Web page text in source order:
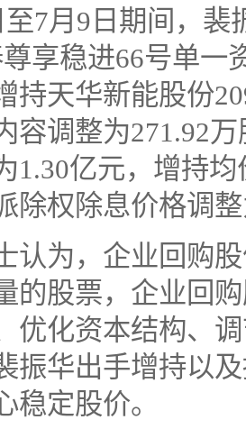
7月9日期间，
享稳进66号单一
持天华新能股份
容调整为271.92
1.30亿元，增持
除权除息价格调
认为，企业回购
的股票，企业回
优化资本结构、
振华出手增持以
稳定股价。